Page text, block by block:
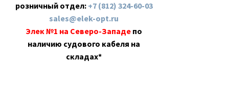
розничный отдел: +7 (812) 324-60-03
sales@elek-opt.ru
Элек №1 на Северо-Западе по
наличию судового кабеля на
складах*